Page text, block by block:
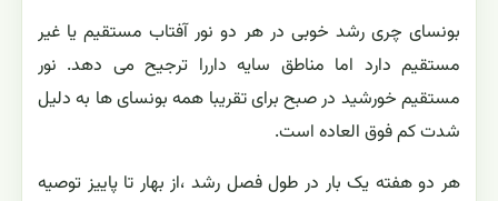
بونسای چری رشد خوبی در هر دو نور آفتاب مستقیم یا غیر
مستقیم دارد اما مناطق سایه داررا ترجیح می دهد. نور
مستقیم خورشید در صبح برای تقریبا همه بونسای ها به دلیل
شدت کم فوق العاده است.
هر دو هفته یک بار در طول فصل رشد ،از بهار تا پاییز توصیه